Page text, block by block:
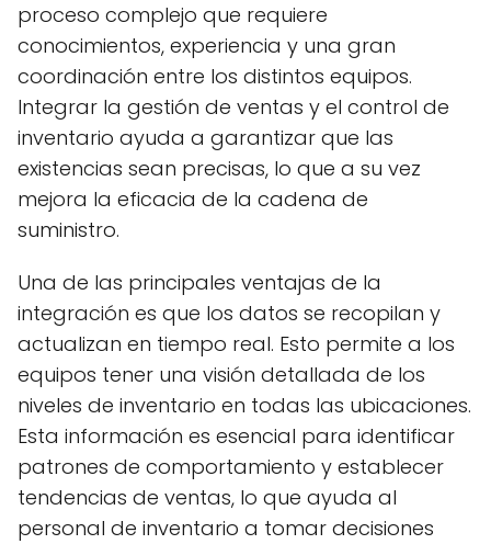
proceso complejo que requiere
conocimientos, experiencia y una gran
coordinación entre los distintos equipos.
Integrar la gestión de ventas y el control de
inventario ayuda a garantizar que las
existencias sean precisas, lo que a su vez
mejora la eficacia de la cadena de
suministro.
Una de las principales ventajas de la
integración es que los datos se recopilan y
actualizan en tiempo real. Esto permite a los
equipos tener una visión detallada de los
niveles de inventario en todas las ubicaciones.
Esta información es esencial para identificar
patrones de comportamiento y establecer
tendencias de ventas, lo que ayuda al
personal de inventario a tomar decisiones